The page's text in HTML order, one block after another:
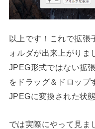
以上です！これで拡張
ォルダが出来上がりま
JPEG形式ではない拡
をドラッグ＆ドロップ
JPEGに変換された状
では実際にやって見ま